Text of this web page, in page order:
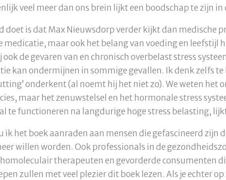
veel meer dan ons brein lijkt een boodschap te zijn in
doet is dat Max Nieuwsdorp verder kijkt dan medische
medicatie, maar ook het belang van voeding en leefstijl
de gevaren van en chronisch overbelast stress
kan ondermijnen in sommige gevallen. Ik denk zelfs
onderkent (al noemt hij het niet zo). We weten het
maar het zenuwstelsel en het hormonale stress
te functioneren na langdurige hoge stress belasting,
ik het boek aanraden aan mensen die gefascineerd zijn
willen worden. Ook professionals in de
therapeuten en gevorderde consumenten
zullen met veel plezier dit boek lezen. Als je echter